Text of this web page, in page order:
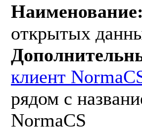
Наименование:
открытых
клиент
рядом с
NormaCS